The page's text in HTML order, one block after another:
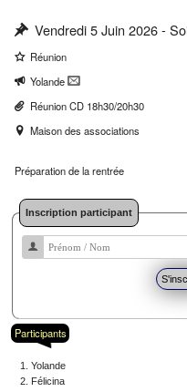
Vendredi 5 Juin 2026 -
Réunion
Yolande
Réunion CD 18h30/20h30
Maison des associations
Préparation de la rentrée
Inscription participant
Participants
Yolande
Félicina